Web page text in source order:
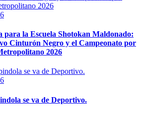
para la Escuela Shotokan Maldonado:
Cinturón Negro y el Campeonato por
2026
se va de Deportivo.